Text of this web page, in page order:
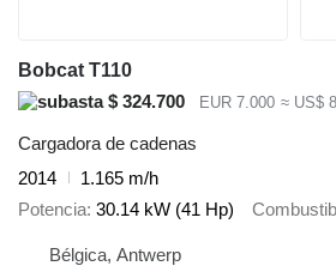
Bobcat T110
$ 324.700
EUR 7.000 ≈ US$
Cargadora de cadenas
2014
1.165 m/h
Potencia 30.14 kW (41 Hp)
Bélgica, Antwerp